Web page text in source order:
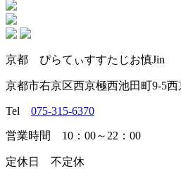
京都 ぴらてぃすすたじお慎Jin
京都市右京区西京極西池田町9-5
Tel 075-315-6370
営業時間 10：00～22：00
定休日 不定休